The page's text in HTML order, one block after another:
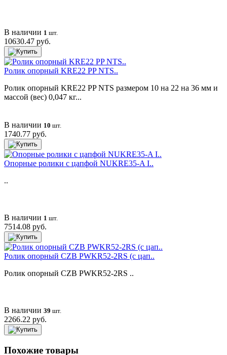
В наличии 1 шт.
10630.47 руб.
Ролик опорный KRE22 PP NTS..
Ролик опорный KRE22 PP NTS размером 10 на 22 на 36 мм и
массой (вес) 0,047 кг...
В наличии 10 шт.
1740.77 руб.
Опорные ролики с цапфой NUKRE35-A I..
..
В наличии 1 шт.
7514.08 руб.
Ролик опорный CZB PWKR52-2RS (с цап..
Ролик опорный CZB PWKR52-2RS ..
В наличии 39 шт.
2266.22 руб.
Похожие товары